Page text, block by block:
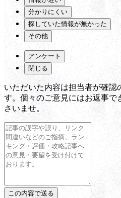
分かりにくい
探していた情報が無かった
その他
アンケート
閉じる
いただいた内容は担当者が確認
す。個々のご意見にはお返事で
さいませ。